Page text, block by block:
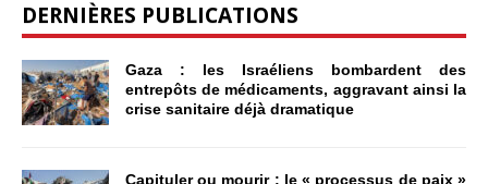
DERNIÈRES PUBLICATIONS
Gaza : les Israéliens bombardent des
entrepôts de médicaments, aggravant ainsi la
crise sanitaire déjà dramatique
Capituler ou mourir : le « processus de paix »